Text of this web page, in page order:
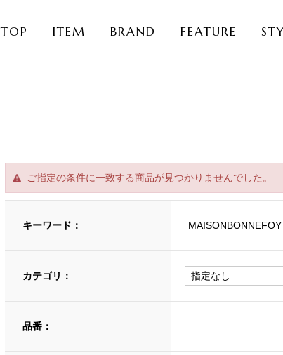
TOP ITEM BRAND FEATURE
ご指定の条件に一致する商品が見つかりませんでした。
キーワード：
カテゴリ：
品番：